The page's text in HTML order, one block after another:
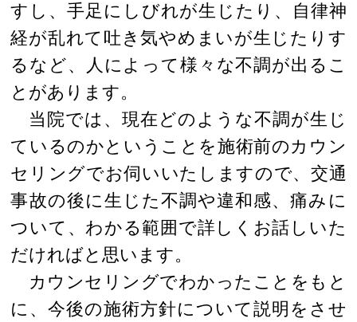
すし、手足にしびれが生じたり、自律神
経が乱れて吐き気やめまいが生じたりす
るなど、人によって様々な不調が出るこ
とがあります。
当院では、現在どのような不調が生じ
ているのかということを施術前のカウン
セリングでお伺いいたしますので、交通
事故の後に生じた不調や違和感、痛みに
ついて、わかる範囲で詳しくお話しいた
だければと思います。
カウンセリングでわかったことをもと
に、今後の施術方針について説明をさせ